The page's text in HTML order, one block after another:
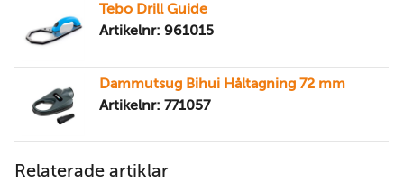
Tebo Drill Guide
Artikelnr: 961015
Dammutsug Bihui Håltagning 72 mm
Artikelnr: 771057
Relaterade artiklar